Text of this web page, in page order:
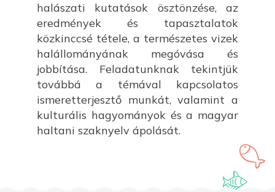
halászati kutatások ösztönzése, az
eredmények és tapasztalatok
közkinccsé tétele, a természetes vizek
halállományának megóvása és
jobbítása. Feladatunknak tekintjük
továbbá a témával kapcsolatos
ismeretterjesztő munkát, valamint a
kulturális hagyományok és a magyar
haltani szaknyelv ápolását.